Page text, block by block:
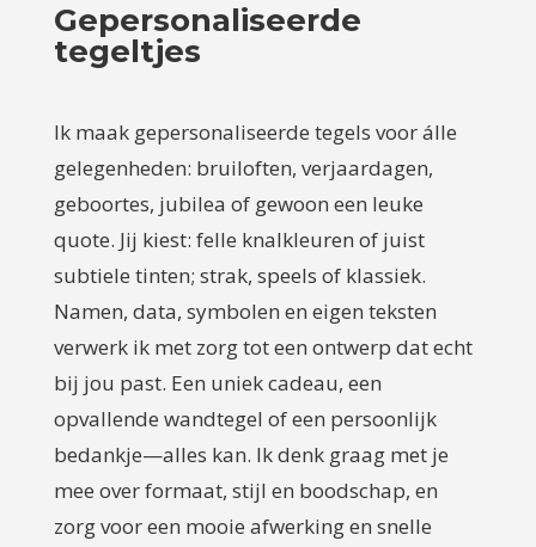
Gepersonaliseerde
tegeltjes
Ik maak gepersonaliseerde tegels voor álle
gelegenheden: bruiloften, verjaardagen,
geboortes, jubilea of gewoon een leuke
quote. Jij kiest: felle knalkleuren of juist
subtiele tinten; strak, speels of klassiek.
Namen, data, symbolen en eigen teksten
verwerk ik met zorg tot een ontwerp dat echt
bij jou past. Een uniek cadeau, een
opvallende wandtegel of een persoonlijk
bedankje—alles kan. Ik denk graag met je
mee over formaat, stijl en boodschap, en
zorg voor een mooie afwerking en snelle